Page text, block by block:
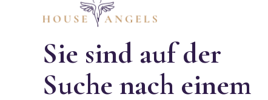
Sie sind auf der
Suche nach einem